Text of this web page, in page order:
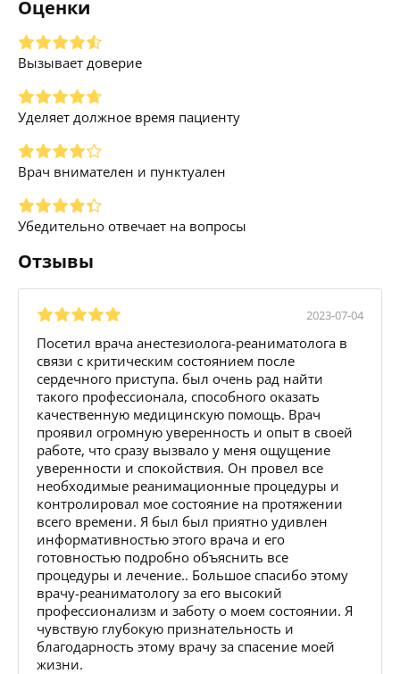
Оценки
Вызывает доверие
Уделяет должное время пациенту
Врач внимателен и пунктуален
Убедительно отвечает на вопросы
Отзывы
2023-07-04
Посетил врача анестезиолога-реаниматолога в
связи с критическим состоянием после
сердечного приступа. был очень рад найти
такого профессионала, способного оказать
качественную медицинскую помощь. Врач
проявил огромную уверенность и опыт в своей
работе, что сразу вызвало у меня ощущение
уверенности и спокойствия. Он провел все
необходимые реанимационные процедуры и
контролировал мое состояние на протяжении
всего времени. Я был был приятно удивлен
информативностью этого врача и его
готовностью подробно объяснить все
процедуры и лечение.. Большое спасибо этому
врачу-реаниматологу за его высокий
профессионализм и заботу о моем состоянии. Я
чувствую глубокую признательность и
благодарность этому врачу за спасение моей
жизни.